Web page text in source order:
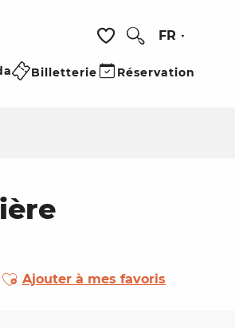
Voir les favoris
FR
Billetterie Réservation
Ajouter aux favoris
Ajouter à mes favoris